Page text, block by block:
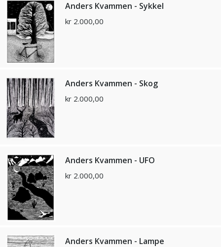
Anders Kvammen - Sykkel
kr 2.000,00
Anders Kvammen - Skog
kr 2.000,00
Anders Kvammen - UFO
kr 2.000,00
Anders Kvammen - Lampe